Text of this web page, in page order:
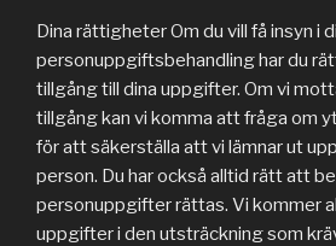
Dina rättigheter Om du vill få insyn i
personuppgiftsbehandling har du
tillgång till dina uppgifter. Om vi
tillgång kan vi komma att fråga om
för att säkerställa att vi lämnar ut
person. Du har också alltid rätt att
personuppgifter rättas. Vi kommer
uppgifter i den utsträckning som